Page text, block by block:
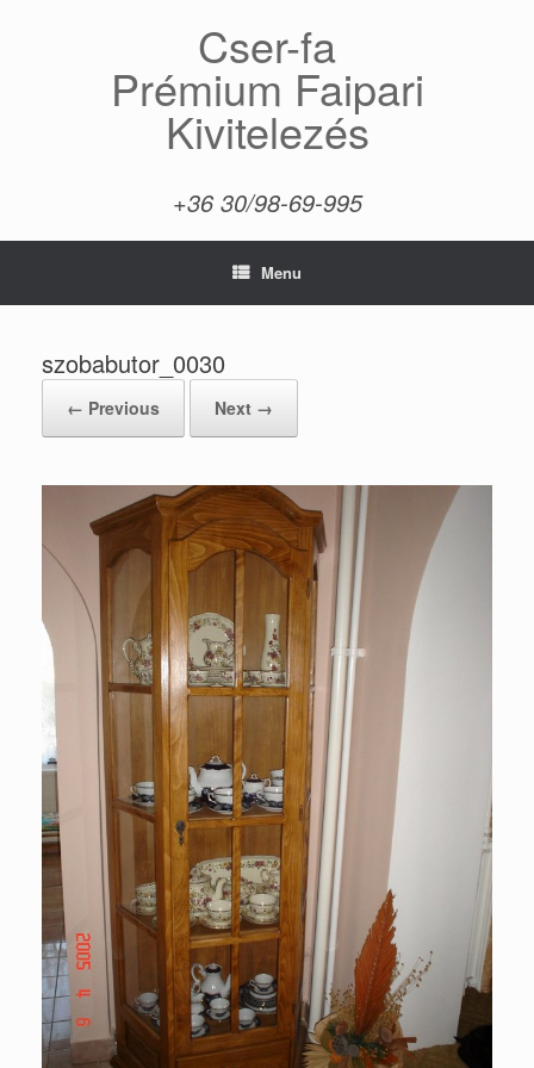
Cser-fa
Prémium Faipari
Kivitelezés
+36 30/98-69-995
Menu
szobabutor_0030
← Previous Next →